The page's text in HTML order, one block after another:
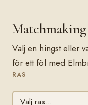
Matchmaking
Välj en hingst eller
för ett föl med
RAS